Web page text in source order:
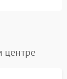
центре